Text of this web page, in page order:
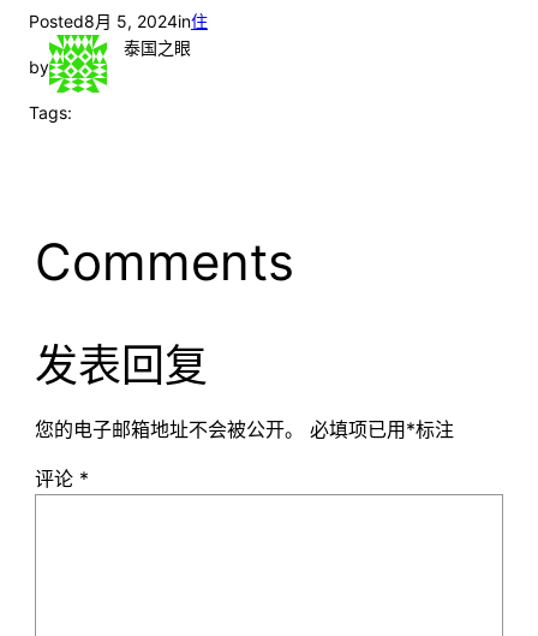
Posted8月 5, 2024in住
by
泰国之眼
Tags:
Comments
发表回复
您的电子邮箱地址不会被公开。 必填项已用*标注
评论 *